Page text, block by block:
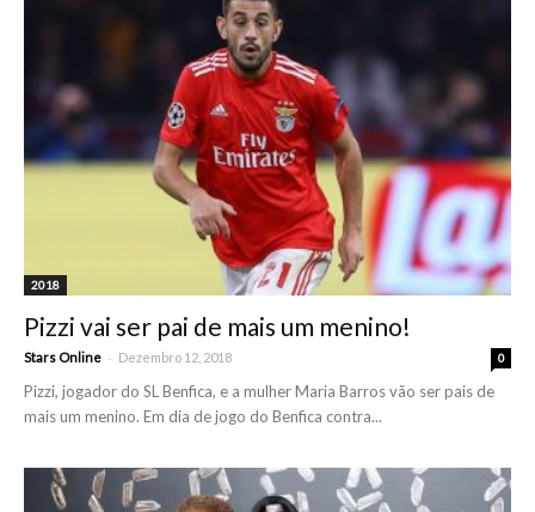
2018
Pizzi vai ser pai de mais um menino!
Stars Online - Dezembro 12, 2018 0
Pizzi, jogador do SL Benfica, e a mulher Maria Barros vão ser pais de
mais um menino. Em dia de jogo do Benfica contra...